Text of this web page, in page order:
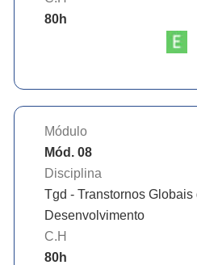
80h
Módulo
Mód. 08
Disciplina
Tgd - Transtornos Globais
Desenvolvimento
C.H
80h